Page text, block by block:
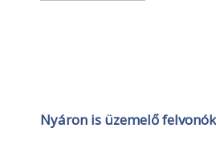
Nyáron is üzemelő